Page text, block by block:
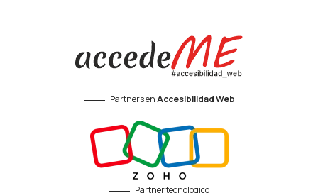
Partners enAccesibilidad Web
Partner tecnológico